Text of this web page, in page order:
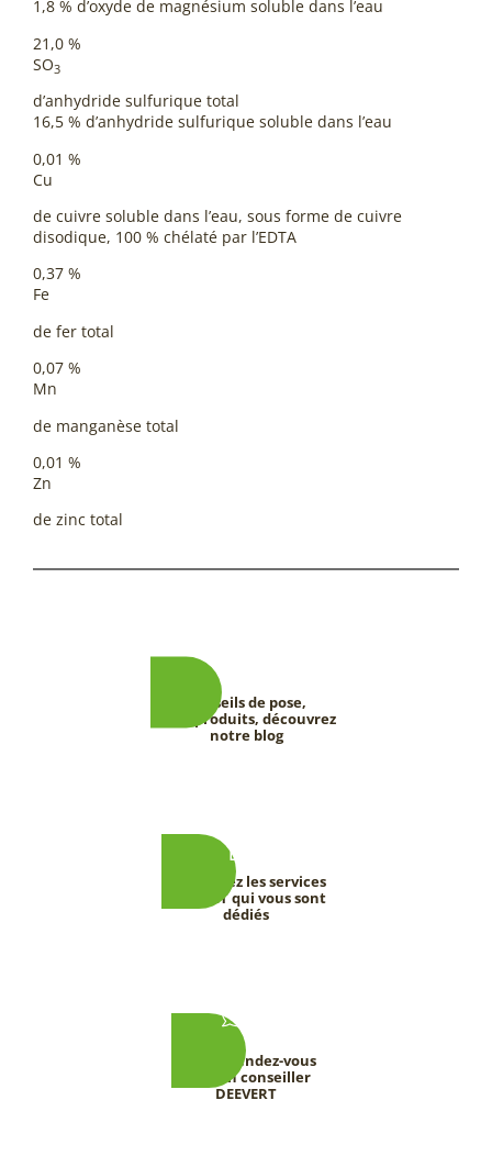
1,8 % d’oxyde de magnésium soluble dans l’eau
21,0 %
SO3
d’anhydride sulfurique total
16,5 % d’anhydride sulfurique soluble dans l’eau
0,01 %
Cu
de cuivre soluble dans l’eau, sous forme de cuivre
disodique, 100 % chélaté par l’EDTA
0,37 %
Fe
de fer total
0,07 %
Mn
de manganèse total
0,01 %
Zn
de zinc total
Conseils de pose,
tests produits, découvrez
notre blog
Découvrez les services
DEEVERT qui vous sont
dédiés
Prenez rendez-vous
avec un conseiller
DEEVERT